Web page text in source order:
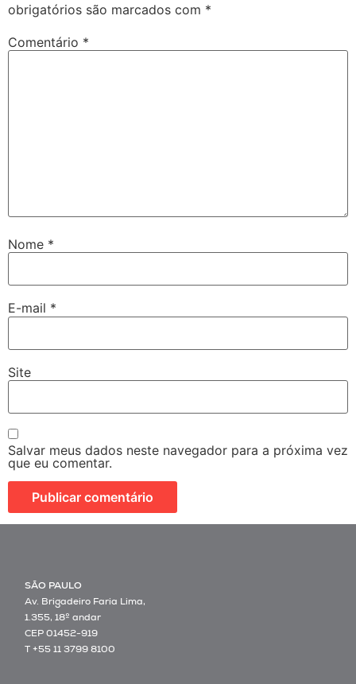
obrigatórios são marcados com *
Comentário *
Nome *
E-mail *
Site
Salvar meus dados neste navegador para a próxima vez
que eu comentar.
SÃO PAULO
Av. Brigadeiro Faria Lima,
1.355, 18º andar
CEP 01452-919
T +55 11 3799 8100